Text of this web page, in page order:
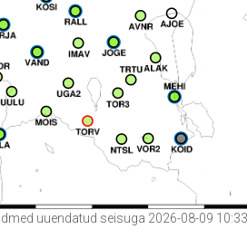
uuendatud seisuga 2026-08-09